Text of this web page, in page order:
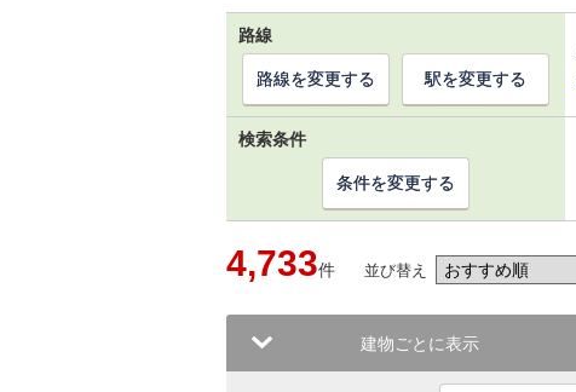
路線
路線を変更する 駅を変更する
検索条件
条件を変更する
4,733件 並び替え
建物ごとに表示